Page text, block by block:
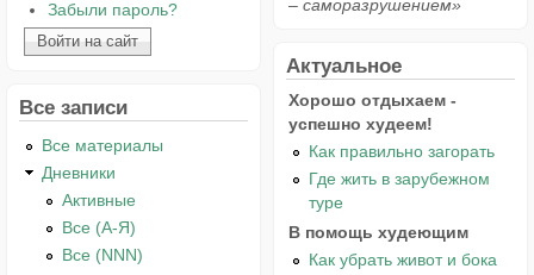
Забыли пароль?
Все записи
Все материалы
Дневники
Активные
Все (А-Я)
Все (NNN)
– саморазрушением»
Актуальное
Хорошо отдыхаем -
успешно худеем!
Как правильно загорать
Где жить в зарубежном
туре
В помощь худеющим
Как убрать живот и бока